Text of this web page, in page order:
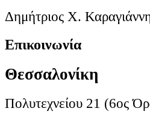
Δημήτριος Χ.
Επικοινωνία
Θεσσαλονίκη
Πολυτεχνείου 21 (6ος